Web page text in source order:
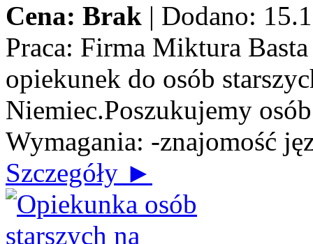
Cena: Brak | Dodano:
Praca: Firma Miktura
opiekunek do osób
Niemiec.Poszukujemy
Wymagania: -znajomość
Szczegóły ►